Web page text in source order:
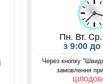
Пн. Вт. Ср.
з 9:00 до
Через кнопку
замовлення